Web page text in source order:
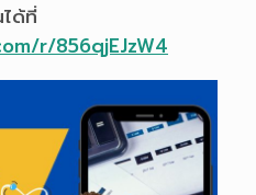
ได้ที่
r/856qjEJzW4